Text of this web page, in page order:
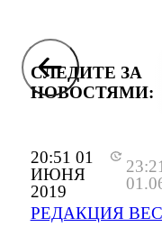
20:51 01
ИЮНЯ
2019
23:21
РЕДАКЦИЯ
СЛЕДИТЕ ЗА
НОВОСТЯМИ: